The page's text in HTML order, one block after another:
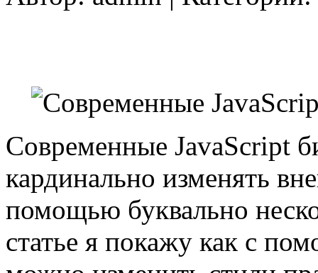
Современные JavaScript
кардинально изменять
помощью буквально
статье я покажу как с